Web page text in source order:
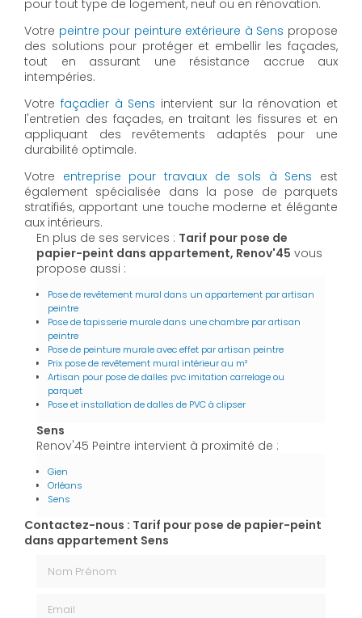
pour tout type de logement, neuf ou en rénovation.
Votre peintre pour peinture extérieure à Sens propose
des solutions pour protéger et embellir les façades,
tout en assurant une résistance accrue aux
intempéries.
Votre façadier à Sens intervient sur la rénovation et
l'entretien des façades, en traitant les fissures et en
appliquant des revêtements adaptés pour une
durabilité optimale.
Votre entreprise pour travaux de sols à Sens est
également spécialisée dans la pose de parquets
stratifiés, apportant une touche moderne et élégante
aux intérieurs.
En plus de ses services : Tarif pour pose de
papier-peint dans appartement, Renov'45 vous
propose aussi :
Pose de revêtement mural dans un appartement par artisan
peintre
Pose de tapisserie murale dans une chambre par artisan
peintre
Pose de peinture murale avec effet par artisan peintre
Prix pose de revêtement mural intérieur au m²
Artisan pour pose de dalles pvc imitation carrelage ou
parquet
Pose et installation de dalles de PVC à clipser
Sens
Renov'45 Peintre intervient à proximité de :
Gien
Orléans
Sens
Contactez-nous : Tarif pour pose de papier-peint
dans appartement Sens